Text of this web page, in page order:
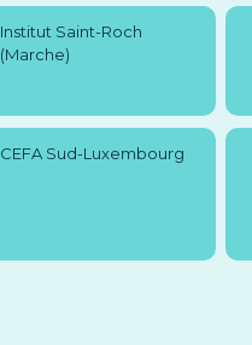
Institut Saint-Roch
(Marche)
CEFA Sud-Luxembourg